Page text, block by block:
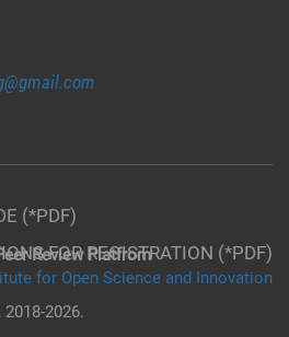
(*PDF)
FOR REGISTRATION (*PDF)
Review Platfrom
for Open Science and Innovation
2026.